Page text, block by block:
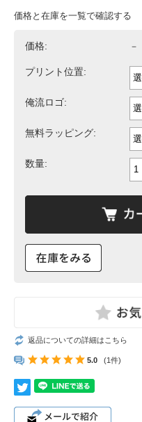
価格と在庫を一覧で確認する
価格: －
プリント位置:
俺流ロゴ:
無料ラッピング:
数量:
返品についての詳細はこちら
5.0 (1件)